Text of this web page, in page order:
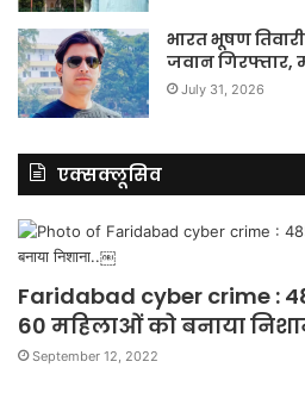
भारत भूषण
जवान गिरफ्तार,
July 31, 2026
एक्सक्लूसिव
Faridabad cyber crime :
60 महिलाओं को बनाया
September 12, 2022